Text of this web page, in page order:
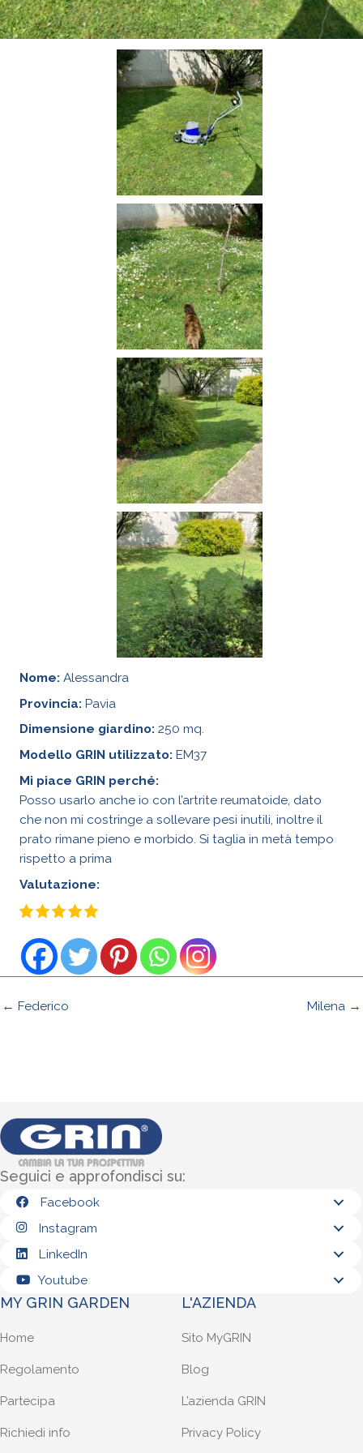
Nome: Alessandra
Provincia: Pavia
Dimensione giardino: 250 mq.
Modello GRIN utilizzato: EM37
Mi piace GRIN perché:
Posso usarlo anche io con l’artrite reumatoide, dato
che non mi costringe a sollevare pesi inutili, inoltre il
prato rimane pieno e morbido. Si taglia in metà tempo
rispetto a prima
Valutazione:
← Federico Milena →
Seguici e approfondisci su:
Facebook
Instagram
LinkedIn
Youtube
MY GRIN GARDEN
Home
Regolamento
Partecipa
Richiedi info
L'AZIENDA
Sito MyGRIN
Blog
L’azienda GRIN
Privacy Policy